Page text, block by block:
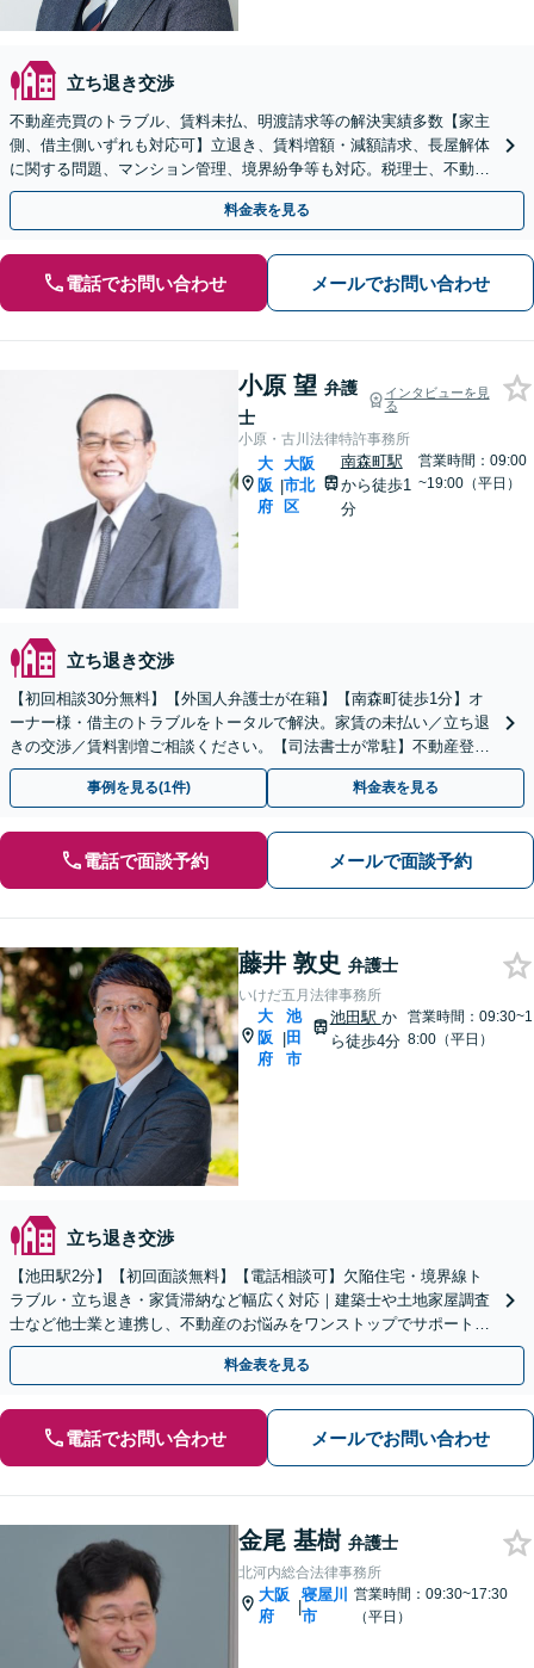
立ち退き交渉
不動産売買のトラブル、賃料未払、明渡請求等の解決実績多数【家主
側、借主側いずれも対応可】立退き、賃料増額・減額請求、長屋解体
に関する問題、マンション管理、境界紛争等も対応。税理士、不動産
鑑定士等専門士業とも連携しトータルサポート！
料金表を見る
電話でお問い合わせ メールでお問い合わせ
小原 望 弁護
士
インタビューを見
る
小原・古川法律特許事務所
大
阪
府
|
大阪
市北
区
南森町駅
から徒歩1
分
営業時間：09:00
~19:00（平日）
立ち退き交渉
【初回相談30分無料】【外国人弁護士が在籍】【南森町徒歩1分】オ
ーナー様・借主のトラブルをトータルで解決。家賃の未払い／立ち退
きの交渉／賃料割増ご相談ください。【司法書士が常駐】不動産登
記、農業法人設立、農地法上の許可手続きを代行します。
事例を見る(1件) 料金表を見る
電話で面談予約 メールで面談予約
藤井 敦史 弁護士
いけだ五月法律事務所
大
阪
府
|
池
田
市
池田駅 か
ら徒歩4分
営業時間：09:30~1
8:00（平日）
立ち退き交渉
【池田駅2分】【初回面談無料】【電話相談可】欠陥住宅・境界線ト
ラブル・立ち退き・家賃滞納など幅広く対応｜建築士や土地家屋調査
士など他士業と連携し、不動産のお悩みをワンストップでサポートし
ます【休日・夜間対応可】
料金表を見る
電話でお問い合わせ メールでお問い合わせ
金尾 基樹 弁護士
北河内総合法律事務所
大阪
府
|
寝屋川
市
営業時間：09:30~17:30
（平日）